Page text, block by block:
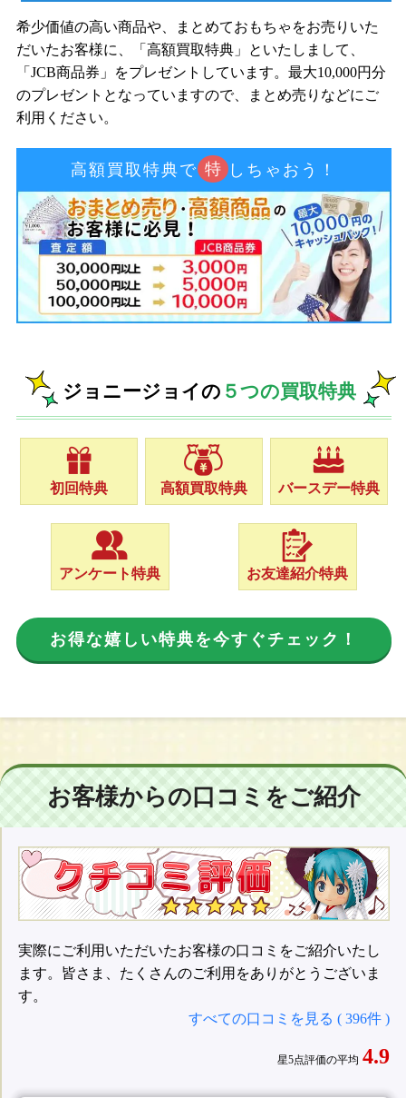
希少価値の高い商品や、まとめておもちゃをお売りいた
だいたお客様に、「高額買取特典」といたしまして、
「JCB商品券」をプレゼントしています。最大10,000円分
のプレゼントとなっていますので、まとめ売りなどにご
利用ください。
高額買取特典で 特 しちゃおう！
ジョニージョイの ５つの買取特典
初回特典 高額買取特典 バースデー特典
アンケート特典 お友達紹介特典
お得な嬉しい特典を今すぐチェック！
お客様からの口コミをご紹介
実際にご利用いただいたお客様の口コミをご紹介いたし
ます。皆さま、たくさんのご利用をありがとうございま
す。
すべての口コミを見る ( 396件 )
星5点評価の平均 4.9